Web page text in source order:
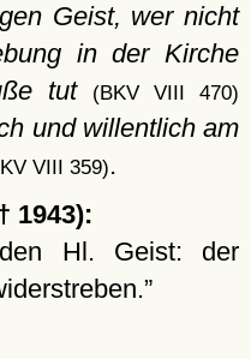
Geist, wer nicht
in der Kirche
tut
(BKV VIII 470)
und willentlich am
VIII 359).
1943):
Hl. Geist: der